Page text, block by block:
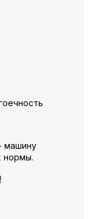
машину
нормы.